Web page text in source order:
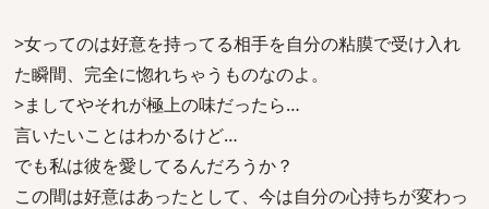
>女ってのは好意を持ってる相手を自分の粘膜で受け入れ
た瞬間、完全に惚れちゃうものなのよ。
>ましてやそれが極上の味だったら…
言いたいことはわかるけど…
でも私は彼を愛してるんだろうか？
この間は好意はあったとして、今は自分の心持ちが変わっ